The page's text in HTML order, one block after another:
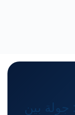
جولة بين